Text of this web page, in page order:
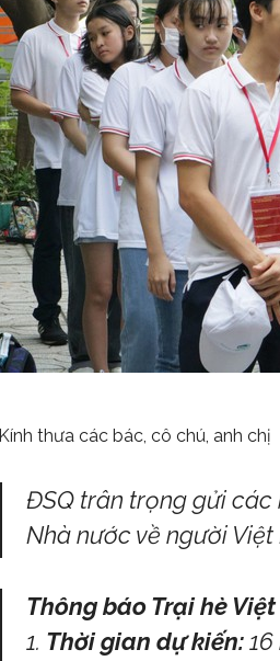
Kính thưa các bác, cô chú, anh chị
ĐSQ trân trọng gửi các
Nhà nước về người
Thông báo Trại hè
Thời gian dự kiến: